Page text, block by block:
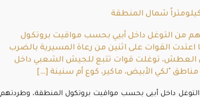
من التوغل داخل أبيي بحسب مواقيت بروتكول
"70" كيلومتراً. وفيما اعتدت القوات على اثنين من رعاة المسيرية بالضرب
العطش، توغلت قوات تتبع للجيش الشعبي داخل
"لكي الأبيض، ماكير، كوع أم سنينة […]
داخل أبيي بحسب مواقيت بروتكول المنطقة، وطردتهم